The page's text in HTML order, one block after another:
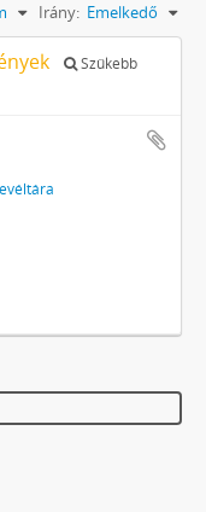
Irány: Emelkedő
Szűkebb